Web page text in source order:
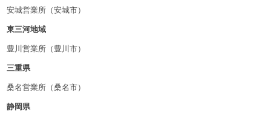
安城営業所（安城市）
東三河地域
豊川営業所（豊川市）
三重県
桑名営業所（桑名市）
静岡県